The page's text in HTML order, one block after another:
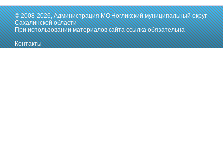
© 2008-2026,Администрация МО Ногликский муниципальный округ
Сахалинской области
При использовании материалов сайта ссылка обязательна
Контакты